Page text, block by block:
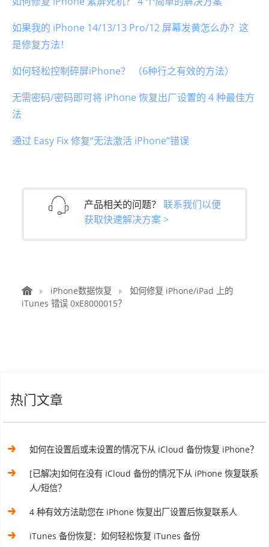
如果我的 iPhone 14/13/13 Pro/12 屏幕发黄怎么办？这
是修复方法！
如何轻松控制碎屏iPhone？ （6种行之有效的方法）
无需密码/密码即可将 iPhone 恢复出厂设置的 4 种最佳方
法
通过 Easy Fix 修复“无法激活 iPhone”错误
产品相关的问题？ 联系我们以便
获取快速解决方案 >
iPhone数据恢复
如何修复 iPhone/iPad 上的
iTunes 错误 0xE8000015？
热门文章
如何在设置后或未设置的情况下从 iCloud 备份恢复 iPhone？
[已解决]如何在没有 iCloud 备份的情况下从 iPhone 恢复联系
人/短信？
4 种有效方法助您在 iPhone 恢复出厂设置后恢复联系人
iTunes 备份恢复：如何轻松恢复 iTunes 备份